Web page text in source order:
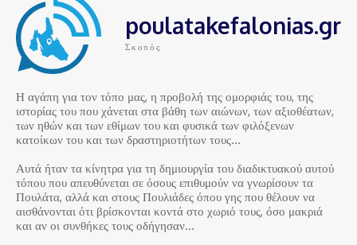
poulatakefalonias.gr
Σκοπός
Η αγάπη για τον τόπο μας, η προβολή της ομορφιάς του, της
ιστορίας του που χάνεται στα βάθη των αιώνων, των αξιοθέατων,
των ηθών και των εθίμων του και φυσικά των φιλόξενων
κατοίκων του και των δραστηριοτήτων τους…
Αυτά ήταν τα κίνητρα για τη δημιουργία του διαδικτυακού αυτού
τόπου που απευθύνεται σε όσους επιθυμούν να γνωρίσουν τα
Πουλάτα, αλλά και στους Πουλιάδες όπου γης που θέλουν να
αισθάνονται ότι βρίσκονται κοντά στο χωριό τους, όσο μακριά
και αν οι συνθήκες τους οδήγησαν…